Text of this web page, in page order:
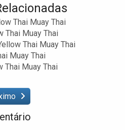
Thai Muay Thai
Thai Muay Thai
Thai Muay Thai
Muay Thai
Thai Muay Thai